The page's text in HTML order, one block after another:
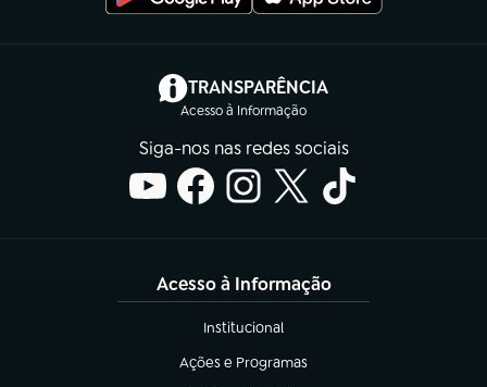
TRANSPARÊNCIA
Acesso à Informação
(abre em nova aba)
Siga-nos nas redes sociais
Acesso à Informação
Institucional
(abre em nova aba)
Ações e Programas
(abre em nova aba)